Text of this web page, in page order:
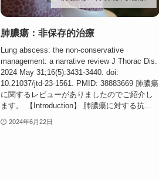
肺膿瘍：非保存的治療
Lung abscess: the non-conservative
management: a narrative review J Thorac Dis.
2024 May 31;16(5):3431-3440. doi:
10.21037/jtd-23-1561. PMID: 38883669 肺膿瘍
に関するレビューがありましたのでご紹介し
ます。 【Introduction】 肺膿瘍に対する抗...
2024年6月22日